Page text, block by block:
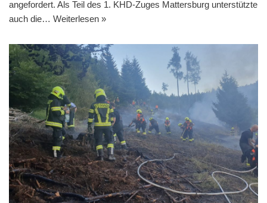
angefordert. Als Teil des 1. KHD-Zuges Mattersburg unterstützte
auch die… Weiterlesen »